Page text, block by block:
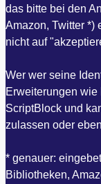
das bitte bei den
Amazon, Twitter *)
nicht auf
Wer wer seine
Erweiterungen
ScriptBlock und
zulassen oder
* genauer:
Bibliotheken,